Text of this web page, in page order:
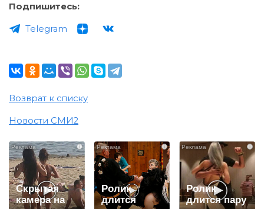
Подпишитесь:
Telegram
Возврат к списку
Новости СМИ2
i
Скрытая
камера на
i
Ролик
длится
i
Ролик
длится пару